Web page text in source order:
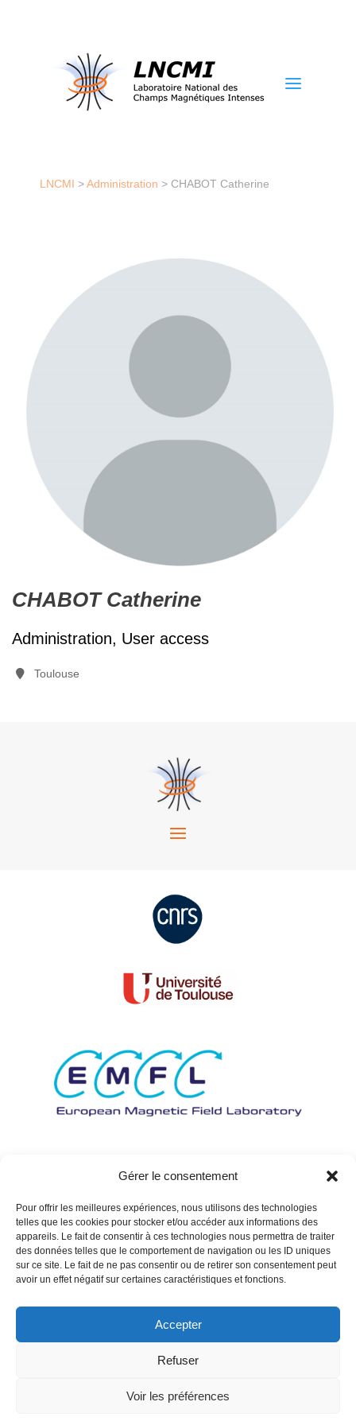
Gérer le consentement
Pour offrir les meilleures expériences, nous utilisons des technologies
telles que les cookies pour stocker et/ou accéder aux informations des
appareils. Le fait de consentir à ces technologies nous permettra de traiter
des données telles que le comportement de navigation ou les ID uniques
sur ce site. Le fait de ne pas consentir ou de retirer son consentement peut
avoir un effet négatif sur certaines caractéristiques et fonctions.
Accepter
Refuser
Voir les préférences
a
LNCMI >Administration > CHABOT Catherine
CHABOT Catherine
Administration, User access
Toulouse